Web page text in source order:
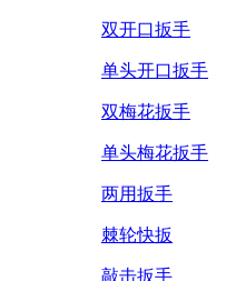
双开口扳手
单头开口扳手
双梅花扳手
单头梅花扳手
两用扳手
棘轮快扳
敲击扳手